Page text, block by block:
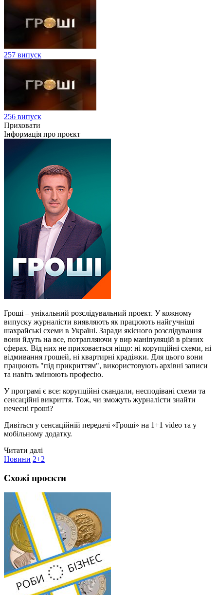
257 випуск
256 випуск
Приховати
Інформація про проєкт
Гроші – унікальний розслідувальний проект. У кожному
випуску журналісти виявляють як працюють найгучніші
шахрайські схеми в Україні. Заради якісного розслідування
вони йдуть на все, потрапляючи у вир маніпуляцій в різних
сферах. Від них не приховається ніщо: ні корупційні схеми, ні
відмивання грошей, ні квартирні крадіжки. Для цього вони
працюють "під прикриттям", використовують архівні записи
та навіть змінюють професію.
У програмі є все: корупційні скандали, несподівані схеми та
сенсаційні викриття. Тож, чи зможуть журналісти знайти
нечесні гроші?
Дивіться у сенсаційній передачі «Гроші» на 1+1 video та у
мобільному додатку.
Читати далі
Новини 2+2
Схожі проєкти